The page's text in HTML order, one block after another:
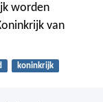
worden
van
koninkrijk